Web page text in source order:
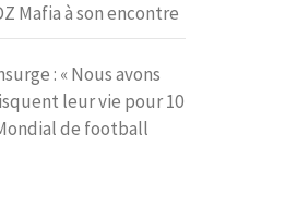
Mafia à son encontre
: « Nous avons
leur vie pour 10
de football